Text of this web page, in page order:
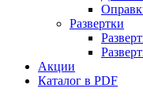
Развертки
Акции
Каталог в PDF